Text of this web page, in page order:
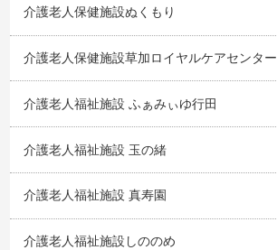
介護老人保健施設ぬくもり
介護老人保健施設草加ロイヤルケアセンター
介護老人福祉施設 ふぁみぃゆ行田
介護老人福祉施設 玉の緒
介護老人福祉施設 真寿園
介護老人福祉施設しののめ